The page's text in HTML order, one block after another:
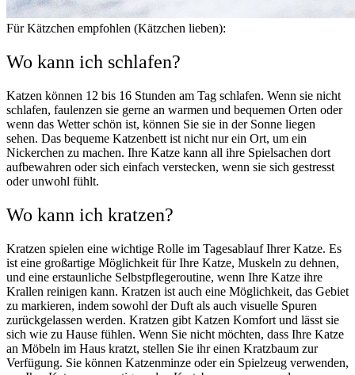
Für Kätzchen empfohlen (Kätzchen lieben):
Wo kann ich schlafen?
Katzen können 12 bis 16 Stunden am Tag schlafen. Wenn sie nicht
schlafen, faulenzen sie gerne an warmen und bequemen Orten oder
wenn das Wetter schön ist, können Sie sie in der Sonne liegen
sehen. Das bequeme Katzenbett ist nicht nur ein Ort, um ein
Nickerchen zu machen. Ihre Katze kann all ihre Spielsachen dort
aufbewahren oder sich einfach verstecken, wenn sie sich gestresst
oder unwohl fühlt.
Wo kann ich kratzen?
Kratzen spielen eine wichtige Rolle im Tagesablauf Ihrer Katze. Es
ist eine großartige Möglichkeit für Ihre Katze, Muskeln zu dehnen,
und eine erstaunliche Selbstpflegeroutine, wenn Ihre Katze ihre
Krallen reinigen kann. Kratzen ist auch eine Möglichkeit, das Gebiet
zu markieren, indem sowohl der Duft als auch visuelle Spuren
zurückgelassen werden. Kratzen gibt Katzen Komfort und lässt sie
sich wie zu Hause fühlen. Wenn Sie nicht möchten, dass Ihre Katze
an Möbeln im Haus kratzt, stellen Sie ihr einen Kratzbaum zur
Verfügung. Sie können Katzenminze oder ein Spielzeug verwenden,